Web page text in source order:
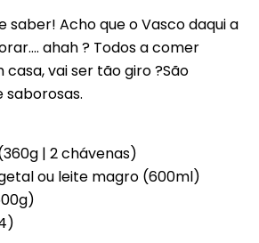
saber! Acho que o Vasco daqui a
ahah ? Todos a comer
vai ser tão giro ?São
saborosas.
| 2 chávenas)
ou leite magro (600ml)